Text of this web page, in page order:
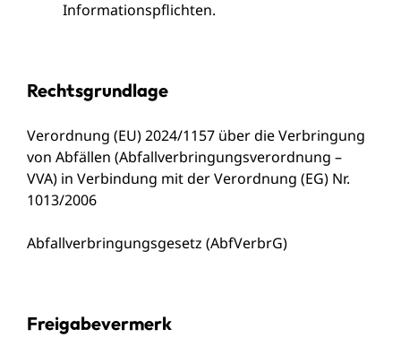
Informationspflichten.
Rechtsgrundlage
Verordnung (EU) 2024/1157 über die Verbringung
von Abfällen (Abfallverbringungsverordnung –
VVA) in Verbindung mit derVerordnung (EG) Nr.
1013/2006
Abfallverbringungsgesetz (AbfVerbrG)
Freigabevermerk